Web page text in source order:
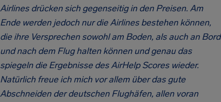
Airlines drücken sich gegenseitig in den Preisen. Am
Ende werden jedoch nur die Airlines bestehen können,
die ihre Versprechen sowohl am Boden, als auch an Bord
und nach dem Flug halten können und genau das
spiegeln die Ergebnisse des AirHelp Scores wieder.
Natürlich freue ich mich vor allem über das gute
Abschneiden der deutschen Flughäfen, allen voran